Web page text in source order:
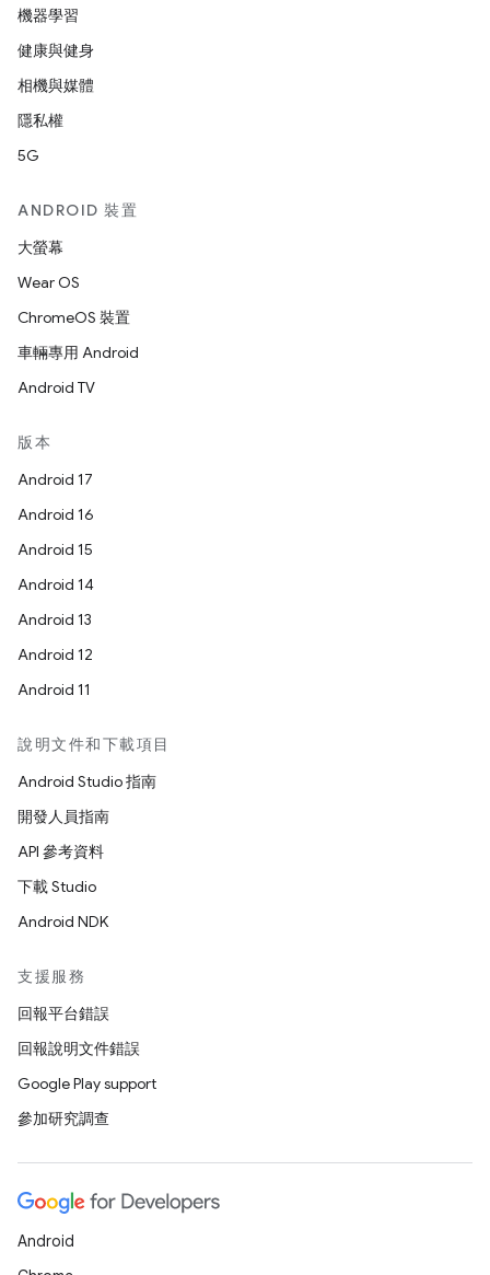
機器學習
健康與健身
相機與媒體
隱私權
5G
ANDROID 裝置
大螢幕
Wear OS
ChromeOS 裝置
車輛專用 Android
Android TV
版本
Android 17
Android 16
Android 15
Android 14
Android 13
Android 12
Android 11
說明文件和下載項目
Android Studio 指南
開發人員指南
API 參考資料
下載 Studio
Android NDK
支援服務
回報平台錯誤
回報說明文件錯誤
Google Play support
參加研究調查
Android